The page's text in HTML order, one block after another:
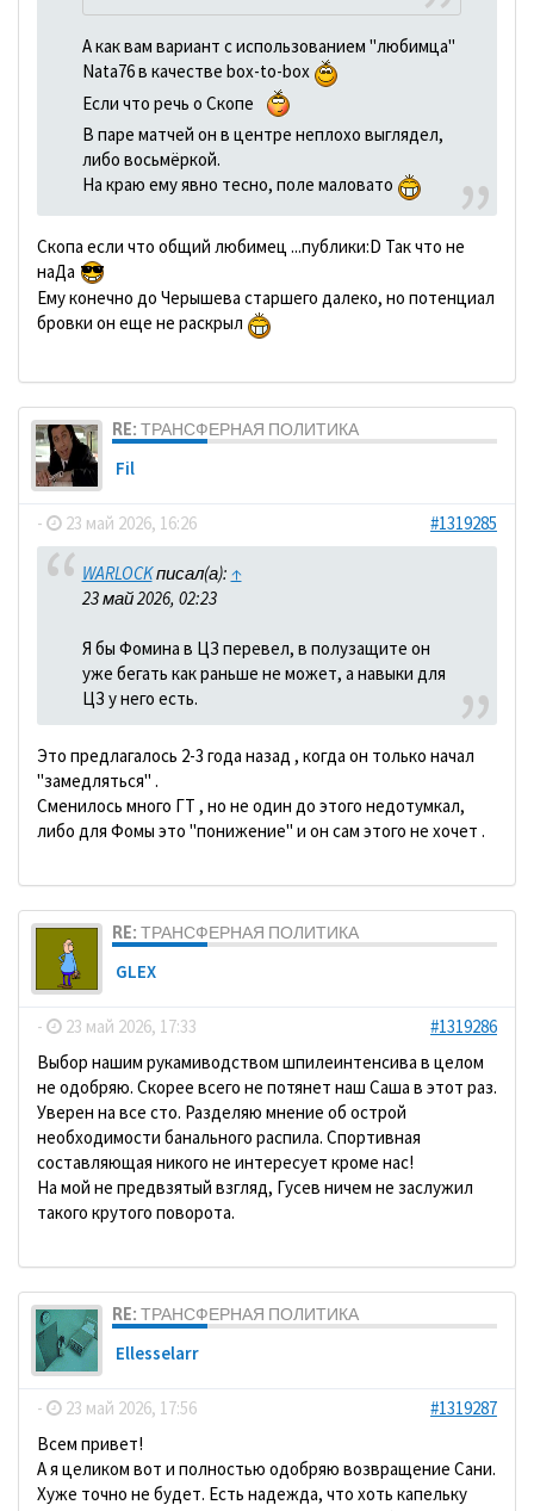
А как вам вариант с использованием "любимца"
Nata76 в качестве box-to-box
Если что речь о Скопе
В паре матчей он в центре неплохо выглядел,
либо восьмёркой.
На краю ему явно тесно, поле маловато
Скопа если что общий любимец ...публики:D Так что не
наДа
Ему конечно до Черышева старшего далеко, но потенциал
бровки он еще не раскрыл
RE: ТРАНСФЕРНАЯ ПОЛИТИКА
Fil
- 23 май 2026, 16:26 #1319285
WARLOCKписал(а): ↑
23 май 2026, 02:23
Я бы Фомина в ЦЗ перевел, в полузащите он
уже бегать как раньше не может, а навыки для
ЦЗ у него есть.
Это предлагалось 2-3 года назад , когда он только начал
"замедляться" .
Сменилось много ГТ , но не один до этого недотумкал,
либо для Фомы это "понижение" и он сам этого не хочет .
RE: ТРАНСФЕРНАЯ ПОЛИТИКА
GLEX
- 23 май 2026, 17:33
#1319286
Выбор нашим рукамиводством шпилеинтенсива в целом
не одобряю. Скорее всего не потянет наш Саша в этот раз.
Уверен на все сто. Разделяю мнение об острой
необходимости банального распила. Спортивная
составляющая никого не интересует кроме нас!
На мой не предвзятый взгляд, Гусев ничем не заслужил
такого крутого поворота.
RE: ТРАНСФЕРНАЯ ПОЛИТИКА
Ellesselarr
- 23 май 2026, 17:56
#1319287
Всем привет!
А я целиком вот и полностью одобряю возвращение Сани.
Хуже точно не будет. Есть надежда, что хоть капельку